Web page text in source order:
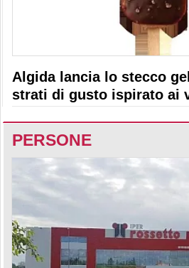
Algida lancia lo stecco
strati di gusto ispirato ai
PERSONE